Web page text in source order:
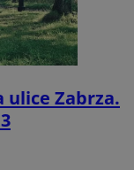
ulice Zabrza.